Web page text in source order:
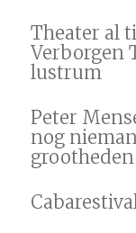
Theater al
Verborgen
lustrum
Peter
nog